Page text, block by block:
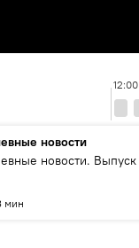
12:00
новости
новости. Выпуск
мин